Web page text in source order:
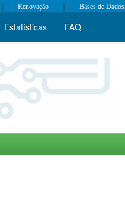
| Renovação | Bases de Dados
Estatísticas FAQ